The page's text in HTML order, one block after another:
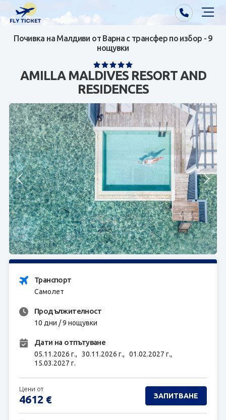
Почивки от Варна
Почивки от София/Пловдив/Бургас
Самолетни билети
Визи
Контакти
За нас
ЗАПИТВАНЕ
Почивка на Малдиви от Варна с трансфер по избор - 9
нощувки
AMILLA MALDIVES RESORT AND
RESIDENCES
Транспорт
Самолет
Продължителност
10 дни / 9 нощувки
Дати на отпътуване
05.11.2026 г., 30.11.2026 г., 01.02.2027 г.,
15.03.2027 г.
Цени от
4612 € ЗАПИТВАНЕ